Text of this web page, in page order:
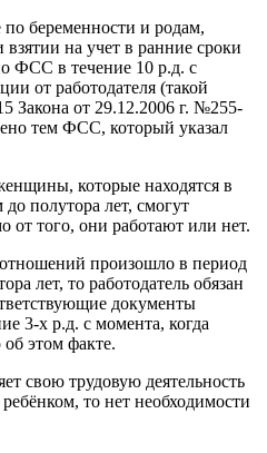
беременности и родам,
на учет в ранние сроки
ФСС в течение 10 р.д. с
от работодателя (такой
Закона от 29.12.2006 г. №255-
тем ФСС, который указал
которые находятся в
полутора лет, смогут
от того, они работают или нет.
произошло в период
лет, то работодатель обязан
документы
3-х р.д. с момента, когда
об этом факте.
свою трудовую деятельность
то нет необходимости